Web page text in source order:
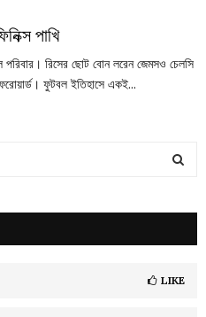
পাখি
রিসের ছোট বোন লরেন জেমসও চেলসি
ফুটবল ইতিহাসে একই...
LIKE